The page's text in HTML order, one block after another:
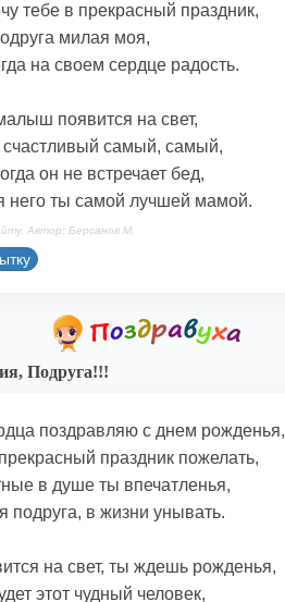
тебе в прекрасный праздник,
милая моя,
на своем сердце радость.
появится на свет,
счастливый самый, самый,
он не встречает бед,
него ты самой лучшей мамой.
Автор: Берсанов М.
Подруга!!!
поздравляю с днем рожденья,
праздник пожелать,
в душе ты впечатленья,
подруга, в жизни унывать.
на свет, ты ждешь рожденья,
этот чудный человек,